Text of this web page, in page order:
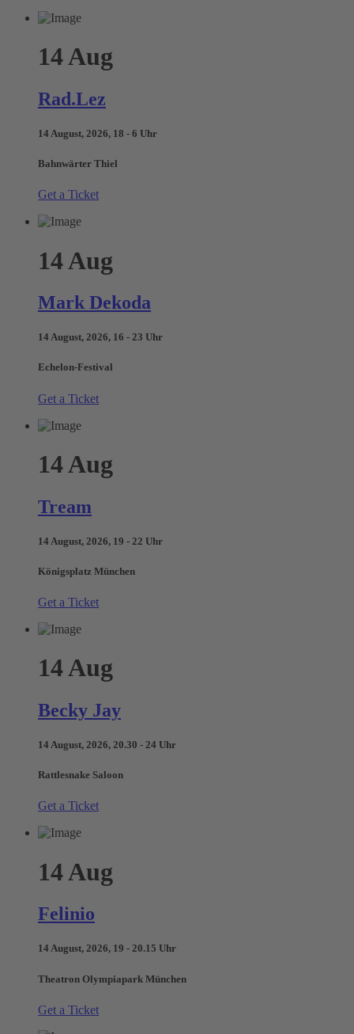
14Aug
Rad.Lez
14 August, 2026, 18 - 6 Uhr
Bahnwärter Thiel
Get a Ticket
14Aug
Mark Dekoda
14 August, 2026, 16 - 23 Uhr
Echelon-Festival
Get a Ticket
14Aug
Tream
14 August, 2026, 19 - 22 Uhr
Königsplatz München
Get a Ticket
14Aug
Becky Jay
14 August, 2026, 20.30 - 24 Uhr
Rattlesnake Saloon
Get a Ticket
14Aug
Felinio
14 August, 2026, 19 - 20.15 Uhr
Theatron Olympiapark München
Get a Ticket